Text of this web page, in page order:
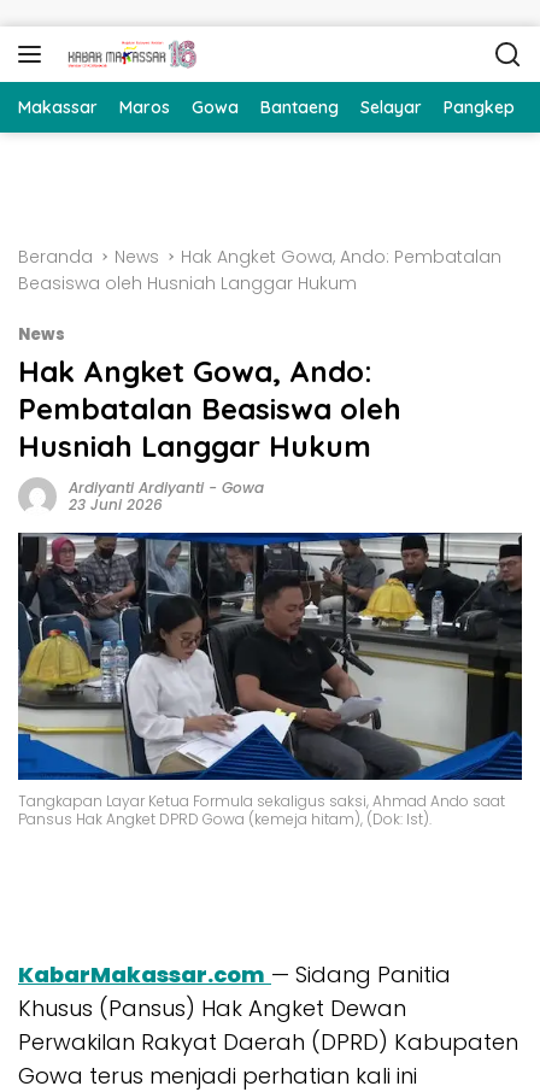
Makassar Maros Gowa Bantaeng Selayar Pangkep
Beranda News
Hak Angket Gowa, Ando: Pembatalan
Beasiswa oleh Husniah Langgar Hukum
News
Hak Angket Gowa, Ando:
Pembatalan Beasiswa oleh
Husniah Langgar Hukum
Ardiyanti Ardiyanti- Gowa
23 Juni 2026
Tangkapan Layar Ketua Formula sekaligus saksi, Ahmad Ando saat
Pansus Hak Angket DPRD Gowa (kemeja hitam), (Dok: Ist).
KabarMakassar.com — Sidang Panitia
Khusus (Pansus) Hak Angket Dewan
Perwakilan Rakyat Daerah (DPRD) Kabupaten
Gowa terus menjadi perhatian kali ini